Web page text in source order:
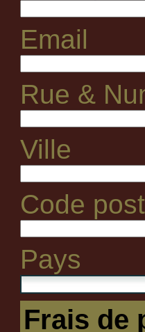
Email
Rue &
Ville
Code
Pays
Frais de